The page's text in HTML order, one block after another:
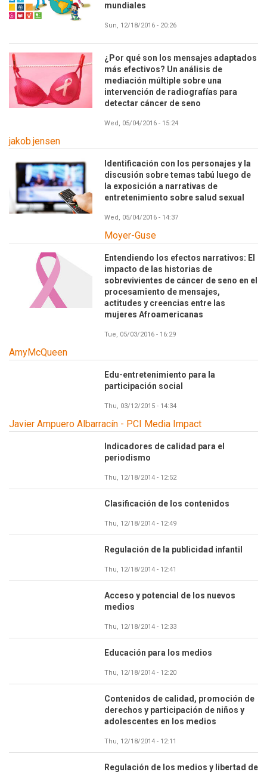
mundiales
Sun, 12/18/2016 - 20:26
¿Por qué son los mensajes adaptados
más efectivos? Un análisis de
mediación múltiple sobre una
intervención de radiografías para
detectar cáncer de seno
Wed, 05/04/2016 - 15:24
jakob.jensen
Identificación con los personajes y la
discusión sobre temas tabú luego de
la exposición a narrativas de
entretenimiento sobre salud sexual
Wed, 05/04/2016 - 14:37
Moyer-Guse
Entendiendo los efectos narrativos: El
impacto de las historias de
sobrevivientes de cáncer de seno en el
procesamiento de mensajes,
actitudes y creencias entre las
mujeres Afroamericanas
Tue, 05/03/2016 - 16:29
AmyMcQueen
Edu-entretenimiento para la
participación social
Thu, 03/12/2015 - 14:34
Javier Ampuero Albarracín - PCI Media Impact
Indicadores de calidad para el
periodismo
Thu, 12/18/2014 - 12:52
Clasificación de los contenidos
Thu, 12/18/2014 - 12:49
Regulación de la publicidad infantil
Thu, 12/18/2014 - 12:41
Acceso y potencial de los nuevos
medios
Thu, 12/18/2014 - 12:33
Educación para los medios
Thu, 12/18/2014 - 12:20
Contenidos de calidad, promoción de
derechos y participación de niños y
adolescentes en los medios
Thu, 12/18/2014 - 12:11
Regulación de los medios y libertad de